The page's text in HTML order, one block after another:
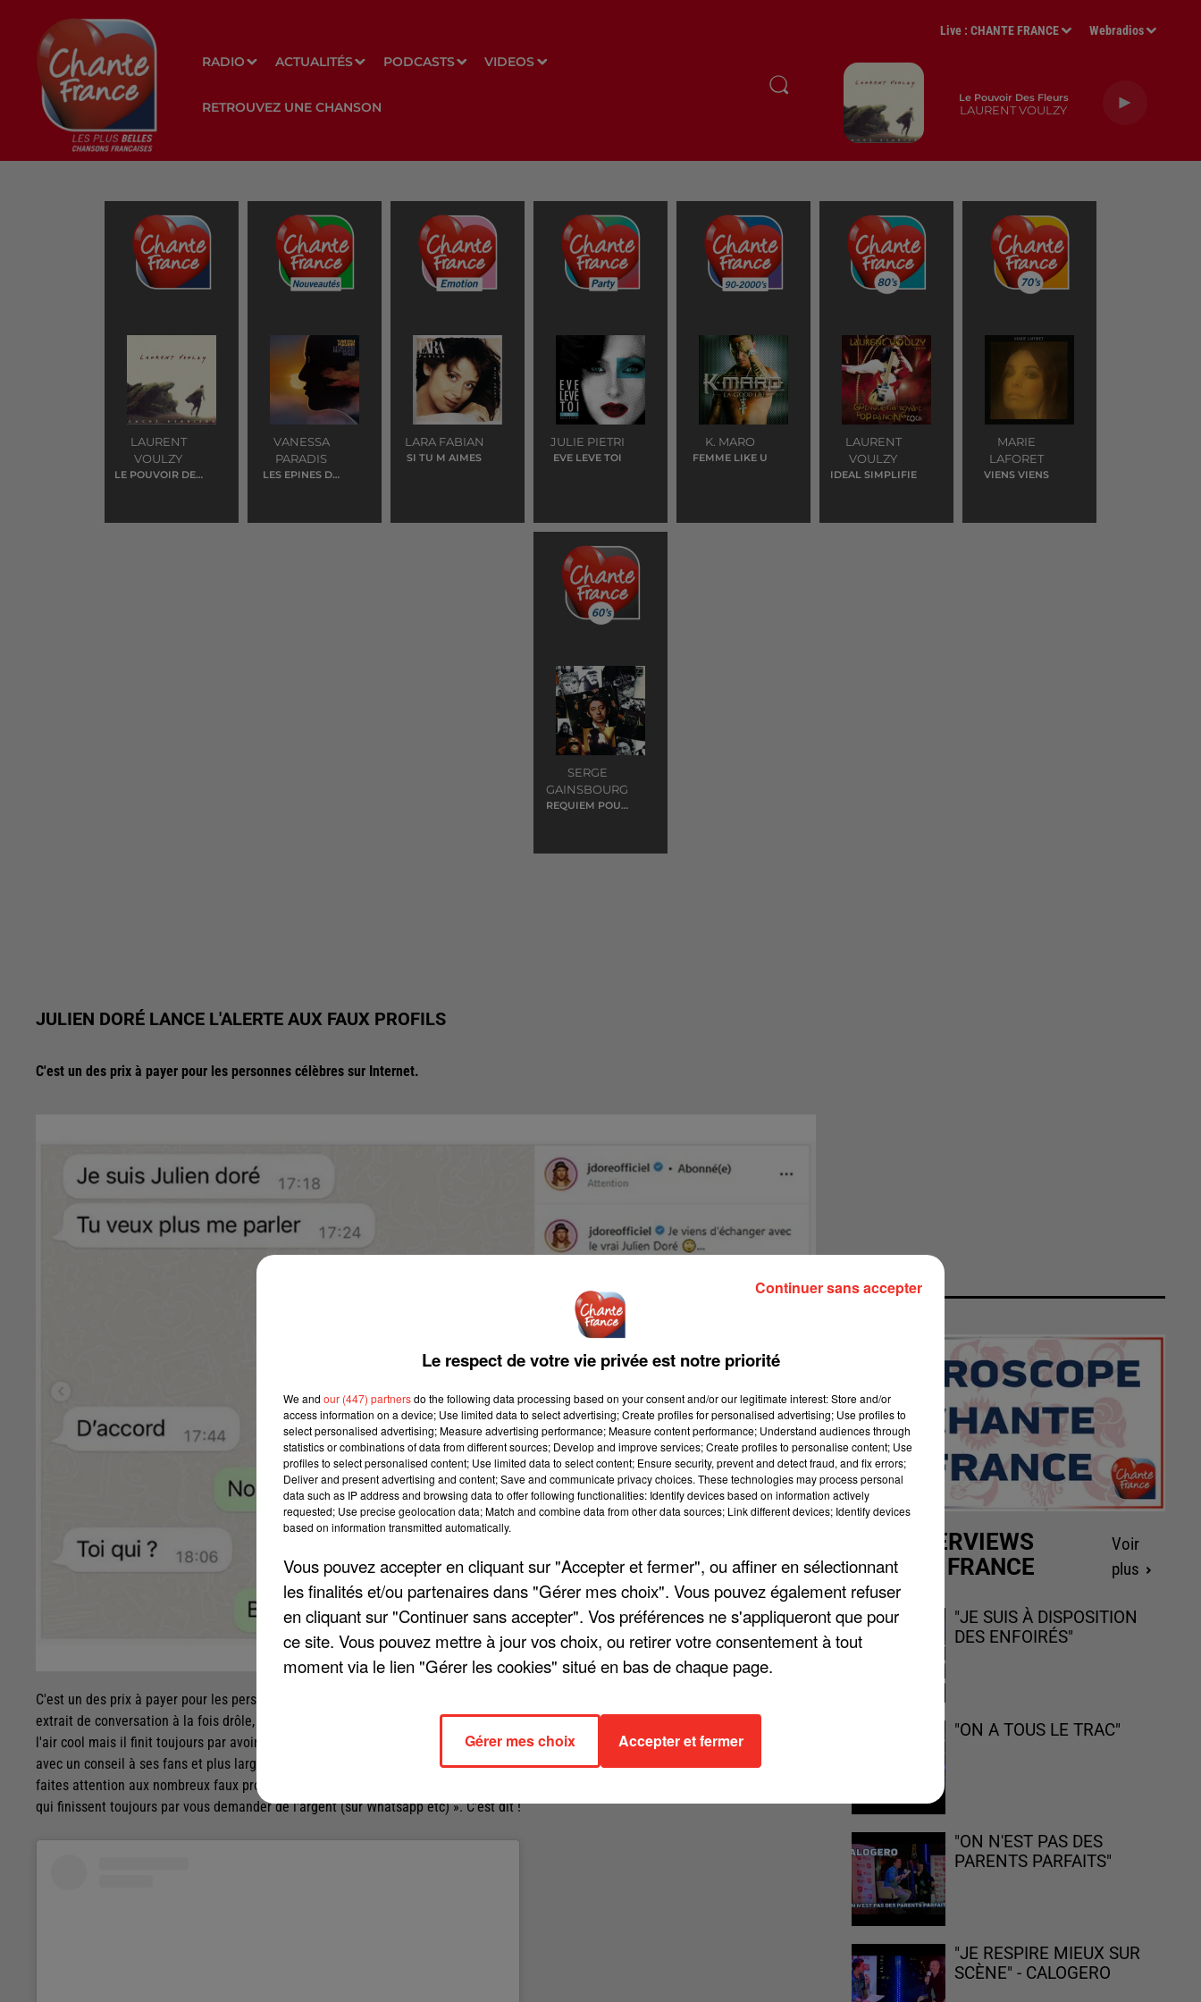
RADIO ACTUALITÉS PODCASTS VIDEOS
RETROUVEZ UNE CHANSON
Live :CHANTE FRANCE Webradios
Le Pouvoir Des Fleurs
LAURENT VOULZY
LAURENT
VOULZY
LE POUVOIR DES
VANESSA
PARADIS
LES EPINES DU
LARA FABIAN
SI TU M AIMES
JULIE PIETRI
EVE LEVE TOI
K. MARO
FEMME LIKE U
LAURENT
VOULZY
IDEAL SIMPLIFIE
MARIE
LAFORET
VIENS VIENS
SERGE
GAINSBOURG
REQUIEM POUR
JULIEN DORÉ LANCE L'ALERTE AUX FAUX PROFILS
C'est un des prix à payer pour les personnes célèbres sur Internet.
C'est un des prix à payer pour les personnes célèbres sur Internet et notamment les chanteurs. Julien Doré a choisi de dévoiler un
extrait de conversation à la fois drôle, surréaliste et inquiétant. L'artiste explique : je viens d'échanger avec le vrai Julien Doré. Il a
l'air cool mais il finit toujours par avoir besoin de tunes et me demander mon numéro de carte bancaire ». Outre l'anecdote, il enchaîne
avec un conseil à ses fans et plus largement le public amateur de chanson française sur la toile : « Les amis, je vous le redis ici :
faites attention aux nombreux faux profils qui vous contactent sur Insta & Facebook (généralement en réponse à vos commentaires) et
qui finissent toujours par vous demander de l'argent (sur Whatsapp etc) ». C'est dit !
LES INTERVIEWS
CHANTE FRANCE
Voir
plus
"JE SUIS À DISPOSITION
DES ENFOIRÉS"
"ON A TOUS LE TRAC"
"ON N'EST PAS DES
PARENTS PARFAITS"
"JE RESPIRE MIEUX SUR
SCÈNE" - CALOGERO
Le respect de votre vie privée est notre priorité
We and our (447) partnersdo the following data processing based on your consent and/or our legitimate interest: Store and/or
access information on a device; Use limited data to select advertising; Create profiles for personalised advertising; Use profiles to
select personalised advertising; Measure advertising performance; Measure content performance; Understand audiences through
statistics or combinations of data from different sources; Develop and improve services; Create profiles to personalise content; Use
profiles to select personalised content; Use limited data to select content; Ensure security, prevent and detect fraud, and fix errors;
Deliver and present advertising and content; Save and communicate privacy choices. These technologies may process personal
data such as IP address and browsing data to offer following functionalities: Identify devices based on information actively
requested; Use precise geolocation data; Match and combine data from other data sources; Link different devices; Identify devices
based on information transmitted automatically.
Vous pouvez accepter en cliquant sur "Accepter et fermer", ou affiner en sélectionnant
les finalités et/ou partenaires dans "Gérer mes choix". Vous pouvez également refuser
en cliquant sur "Continuer sans accepter". Vos préférences ne s'appliqueront que pour
ce site. Vous pouvez mettre à jour vos choix, ou retirer votre consentement à tout
moment via le lien "Gérer les cookies" situé en bas de chaque page.
Gérer mes choix Accepter et fermer
Continuer sans accepter